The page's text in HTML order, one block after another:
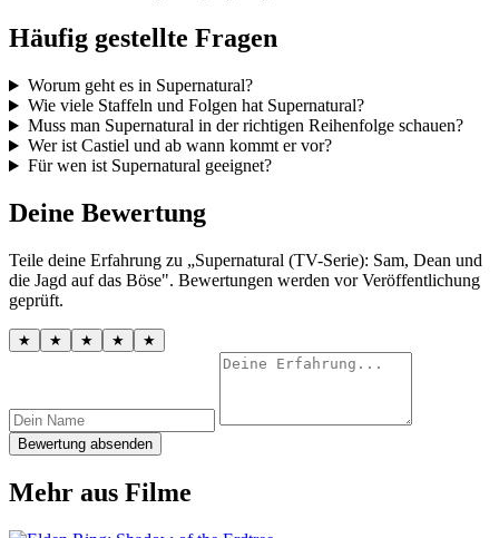
Häufig gestellte Fragen
Worum geht es in Supernatural?
Wie viele Staffeln und Folgen hat Supernatural?
Muss man Supernatural in der richtigen Reihenfolge schauen?
Wer ist Castiel und ab wann kommt er vor?
Für wen ist Supernatural geeignet?
Deine Bewertung
Teile deine Erfahrung zu „Supernatural (TV-Serie): Sam, Dean und
die Jagd auf das Böse". Bewertungen werden vor Veröffentlichung
geprüft.
★ ★ ★ ★ ★
Bewertung absenden
Mehr aus Filme